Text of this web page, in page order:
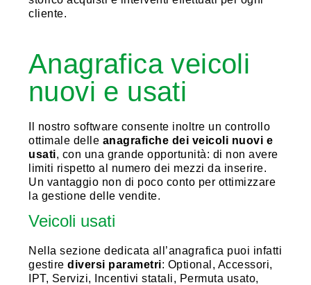
cliente.
Anagrafica veicoli
nuovi e usati
Il nostro software consente inoltre un controllo
ottimale delle anagrafiche dei veicoli nuovi e
usati, con una grande opportunità: di non avere
limiti rispetto al numero dei mezzi da inserire.
Un vantaggio non di poco conto per ottimizzare
la gestione delle vendite.
Veicoli usati
Nella sezione dedicata all’anagrafica puoi infatti
gestire diversi parametri: Optional, Accessori,
IPT, Servizi, Incentivi statali, Permuta usato,